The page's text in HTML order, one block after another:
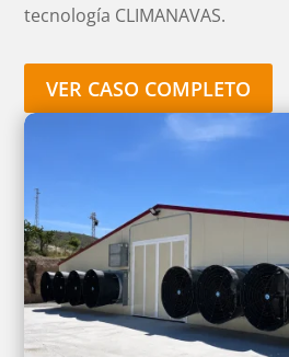
tecnología CLIMANAVAS.
VER CASO COMPLETO